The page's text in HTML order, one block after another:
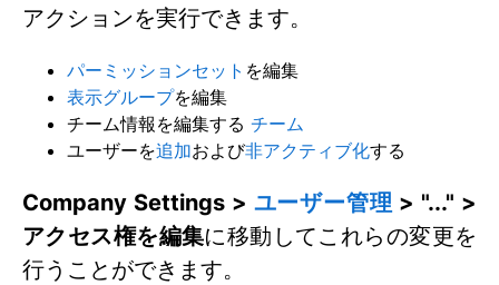
アクションを実行できます。
パーミッションセット を編集
表示グループを編集
チーム情報を編集する チーム
ユーザーを追加および非アクティブ化する
Company Settings > ユーザー管理 > "..." >
アクセス権を編集に移動してこれらの変更を
行うことができます。